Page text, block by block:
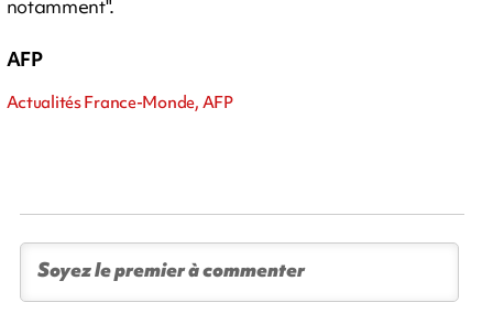
notamment".
AFP
Actualités France-Monde, AFP